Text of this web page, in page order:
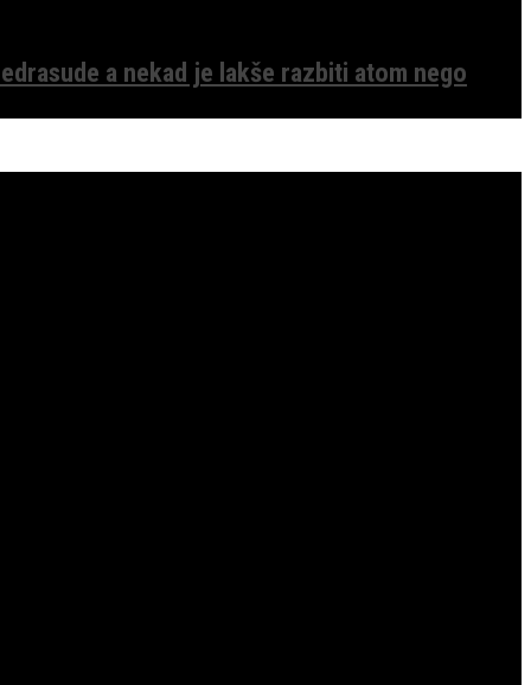
a nekad je lakše razbiti atom nego